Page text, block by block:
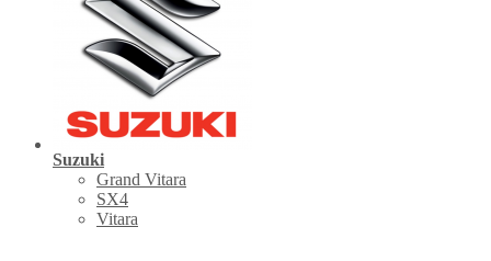
Suzuki
Grand Vitara
SX4
Vitara